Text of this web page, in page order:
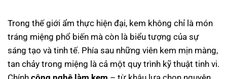
Trong thế giới ẩm thực hiện đại, kem không chỉ là món
tráng miệng phổ biến mà còn là biểu tượng của sự
sáng tạo và tinh tế. Phía sau những viên kem mịn màng,
tan chảy trong miệng là cả một quy trình kỹ thuật tinh vi.